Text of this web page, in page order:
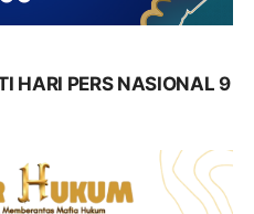
HARI PERS NASIONAL 9